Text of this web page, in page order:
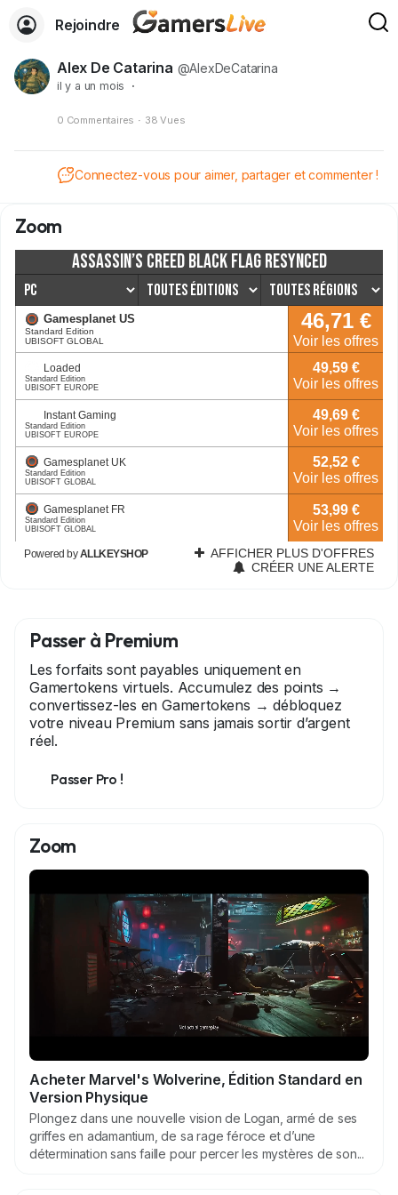
Rejoindre
Alex De Catarina @AlexDeCatarina
il y a un mois ·
0 Commentaires · 38 Vues
Connectez-vous pour aimer, partager et commenter !
Zoom
Passer à Premium
Les forfaits sont payables uniquement en
Gamertokens virtuels. Accumulez des points →
convertissez-les en Gamertokens → débloquez
votre niveau Premium sans jamais sortir d’argent
réel.
Passer Pro !
Zoom
Acheter Marvel's Wolverine, Édition Standard en
Version Physique
Plongez dans une nouvelle vision de Logan, armé de ses
griffes en adamantium, de sa rage féroce et d’une
détermination sans faille pour percer les mystères de son...